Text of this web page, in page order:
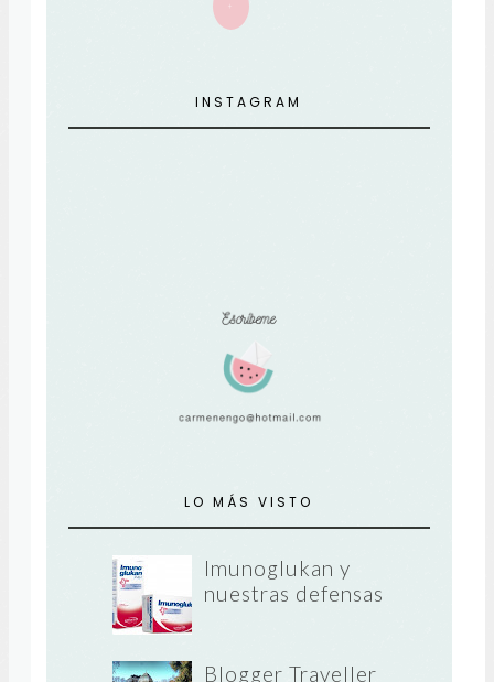
+
INSTAGRAM
LO MÁS VISTO
Imunoglukan y
nuestras defensas
Blogger Traveller